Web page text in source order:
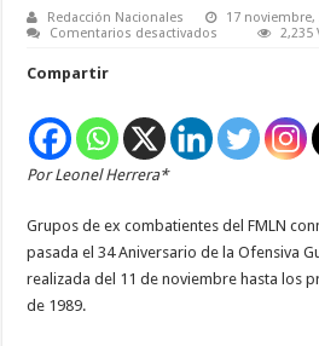
Redacción Nacionales 17 noviembre,
Comentarios desactivados
la
contra
ofensiva
2,235
Compartir
Por Leonel Herrera*
Grupos de ex combatientes del FMLN
pasada el 34 Aniversario de la Ofensiva
realizada del 11 de noviembre hasta los
de 1989.